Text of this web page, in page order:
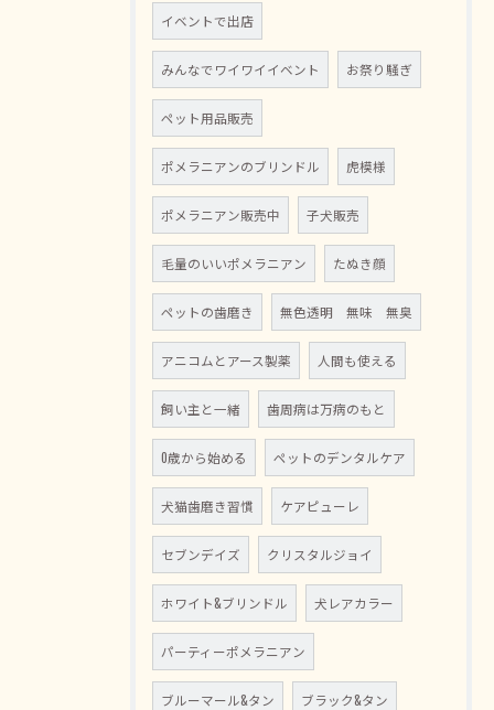
イベントで出店
みんなでワイワイイベント お祭り騒ぎ
ペット用品販売
ポメラニアンのブリンドル 虎模様
ポメラニアン販売中 子犬販売
毛量のいいポメラニアン たぬき顔
ペットの歯磨き 無色透明 無味 無臭
アニコムとアース製薬 人間も使える
飼い主と一緒 歯周病は万病のもと
0歳から始める ペットのデンタルケア
犬猫歯磨き習慣 ケアピューレ
セブンデイズ クリスタルジョイ
ホワイト&ブリンドル 犬レアカラー
パーティーポメラニアン
ブルーマール&タン ブラック&タン